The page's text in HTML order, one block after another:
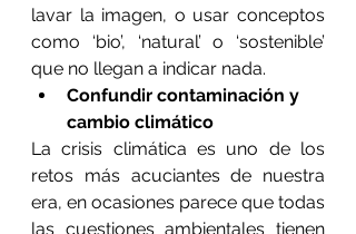
lavar la imagen, o usar conceptos
como ‘bio’, ‘natural’ o ‘sostenible’
que no llegan a indicar nada.
Confundir contaminación y
cambio climático
La crisis climática es uno de los
retos más acuciantes de nuestra
era, en ocasiones parece que todas
las cuestiones ambientales tienen